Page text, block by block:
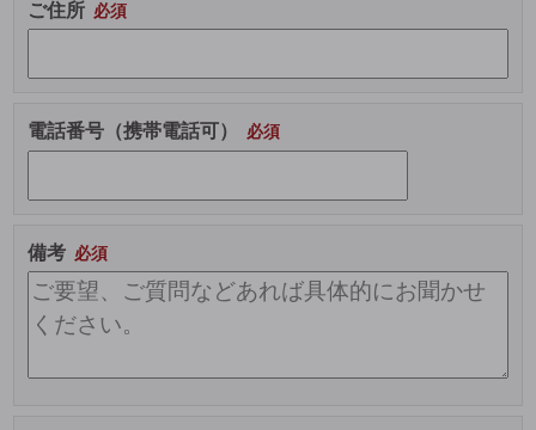
ご住所
電話番号（携帯電話可）
備考